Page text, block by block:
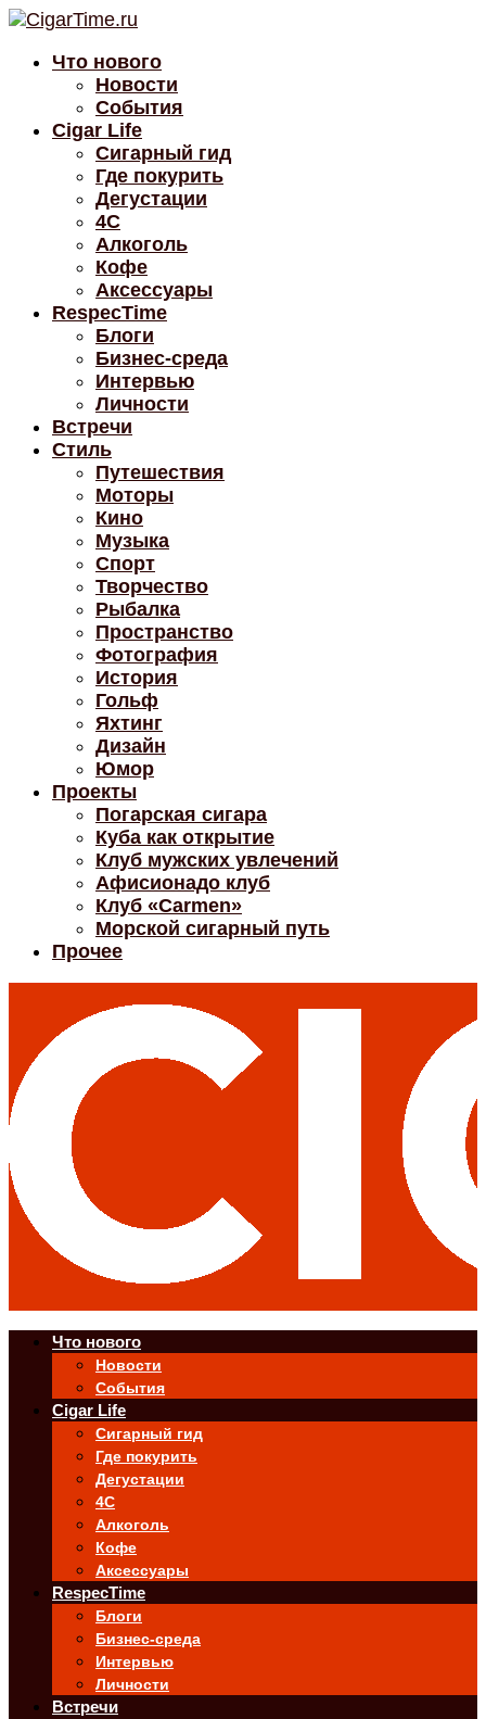
Что нового
Новости
События
Cigar Life
Сигарный гид
Где покурить
Дегустации
4C
Алкоголь
Кофе
Аксессуары
RespecTime
Блоги
Бизнес-среда
Интервью
Личности
Встречи
Стиль
Путешествия
Моторы
Кино
Музыка
Спорт
Творчество
Рыбалка
Пространство
Фотография
История
Гольф
Яхтинг
Дизайн
Юмор
Проекты
Погарская сигара
Куба как открытие
Клуб мужских увлечений
Афисионадо клуб
Клуб «Carmen»
Морской сигарный путь
Прочее
Что нового
Новости
События
Cigar Life
Сигарный гид
Где покурить
Дегустации
4C
Алкоголь
Кофе
Аксессуары
RespecTime
Блоги
Бизнес-среда
Интервью
Личности
Встречи